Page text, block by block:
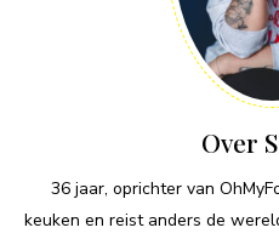
Over
36 jaar, oprichter van
keuken en reist anders de